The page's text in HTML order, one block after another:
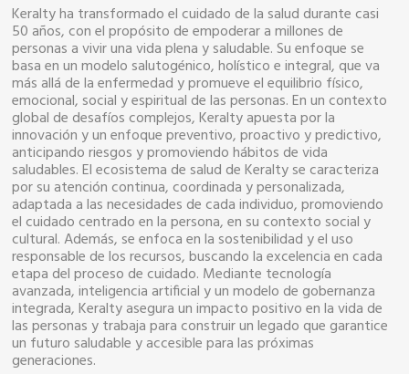
Keralty ha transformado el cuidado de la salud durante casi
50 años, con el propósito de empoderar a millones de
personas a vivir una vida plena y saludable. Su enfoque se
basa en un modelo salutogénico, holístico e integral, que va
más allá de la enfermedad y promueve el equilibrio físico,
emocional, social y espiritual de las personas. En un contexto
global de desafíos complejos, Keralty apuesta por la
innovación y un enfoque preventivo, proactivo y predictivo,
anticipando riesgos y promoviendo hábitos de vida
saludables. El ecosistema de salud de Keralty se caracteriza
por su atención continua, coordinada y personalizada,
adaptada a las necesidades de cada individuo, promoviendo
el cuidado centrado en la persona, en su contexto social y
cultural. Además, se enfoca en la sostenibilidad y el uso
responsable de los recursos, buscando la excelencia en cada
etapa del proceso de cuidado. Mediante tecnología
avanzada, inteligencia artificial y un modelo de gobernanza
integrada, Keralty asegura un impacto positivo en la vida de
las personas y trabaja para construir un legado que garantice
un futuro saludable y accesible para las próximas
generaciones.